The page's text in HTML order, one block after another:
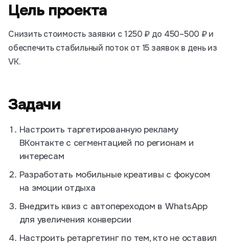
Цель проекта
Снизить стоимость заявки с 1 250 ₽ до 450–500 ₽ и
обеспечить стабильный поток от 15 заявок в день из
VK.
Задачи
Настроить таргетированную рекламу
ВКонтакте с сегментацией по регионам и
интересам
Разработать мобильные креативы с фокусом
на эмоции отдыха
Внедрить квиз с автопереходом в WhatsApp
для увеличения конверсии
Настроить ретаргетинг по тем, кто не оставил